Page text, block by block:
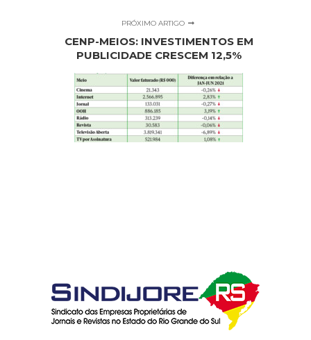
PRÓXIMO ARTIGO
CENP-MEIOS: INVESTIMENTOS EM
PUBLICIDADE CRESCEM 12,5%